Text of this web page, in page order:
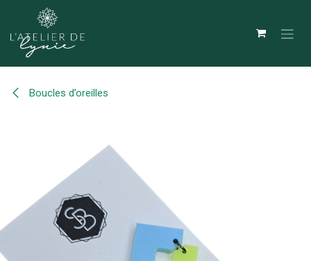
Se rendre au contenu
Boucles d’oreilles